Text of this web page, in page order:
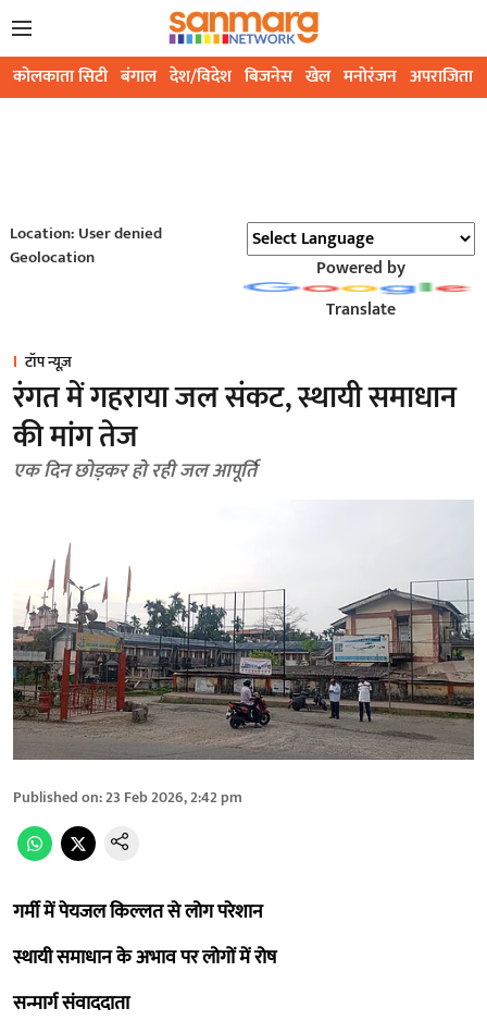
कोलकाता सिटी बंगाल देश/विदेश बिजनेस खेल मनोरंजन अपराजिता
Location: User denied
Geolocation
Powered by
Translate
टॉप न्यूज़
रंगत में गहराया जल संकट, स्थायी समाधान
की मांग तेज
एक दिन छोड़कर हो रही जल आपूर्ति
Published on:23 Feb 2026, 2:42 pm
गर्मी में पेयजल किल्लत से लोग परेशान
स्थायी समाधान के अभाव पर लोगों में रोष
सन्मार्ग संवाददाता